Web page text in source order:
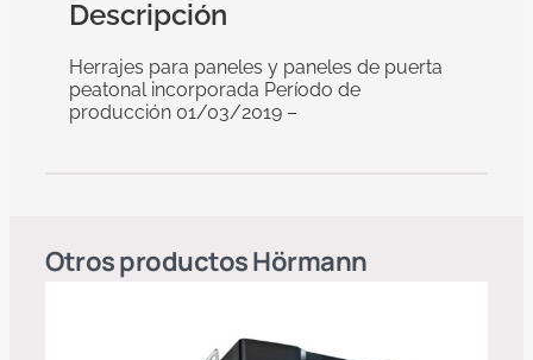
Descripción
Herrajes para paneles y paneles de puerta
peatonal incorporada Período de
producción 01/03/2019 –
Otros productosHörmann